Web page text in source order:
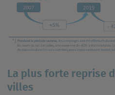
La plus forte reprise
villes